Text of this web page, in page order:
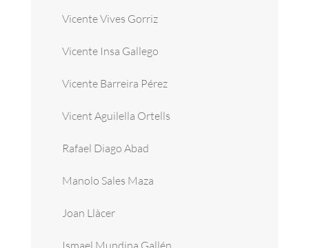
Vicente Vives Gorriz
Vicente Insa Gallego
Vicente Barreira Pérez
Vicent Aguilella Ortells
Rafael Diago Abad
Manolo Sales Maza
Joan Llàcer
Ismael Mundina Gallén